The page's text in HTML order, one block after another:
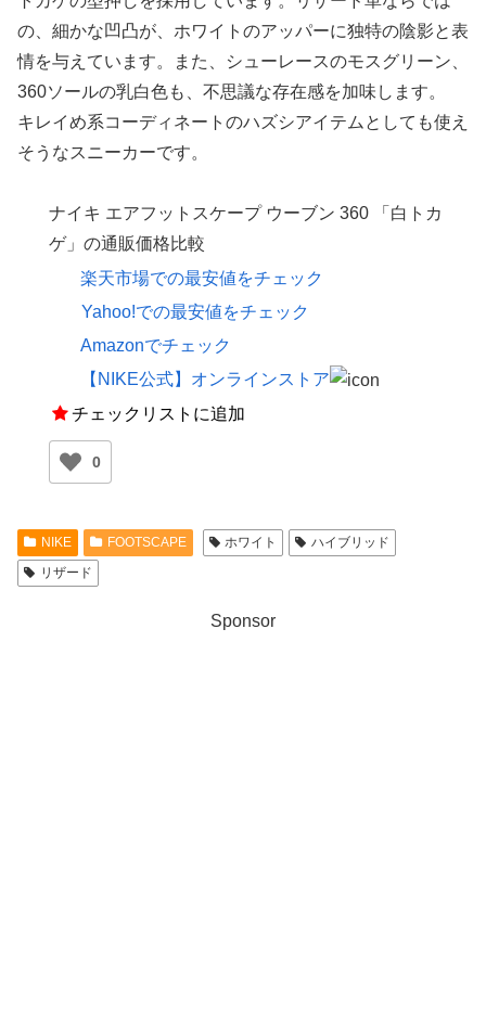
の、細かな凹凸が、ホワイトのアッパーに独特の陰影と表
情を与えています。また、シューレースのモスグリーン、
360ソールの乳白色も、不思議な存在感を加味します。
キレイめ系コーディネートのハズシアイテムとしても使え
そうなスニーカーです。
ナイキ エアフットスケープ ウーブン 360 「白トカ
ゲ」の通販価格比較
楽天市場での最安値をチェック
Yahoo!での最安値をチェック
Amazonでチェック
【NIKE公式】オンラインストア
チェックリストに追加
0
NIKE FOOTSCAPE ホワイト
ハイブリッド
リザード
Sponsor